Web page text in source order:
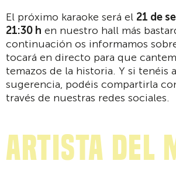
El próximo karaoke será el 21 de
21:30 h en nuestro hall más
continuación os informamos
tocará en directo para que
temazos de la historia. Y si tenéis
sugerencia, podéis compartirla
través de nuestras redes sociales.
Artista del